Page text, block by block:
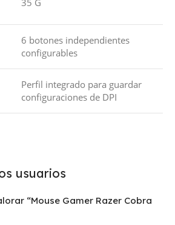
35 G
6 botones independientes
configurables
Perfil integrado para guardar
configuraciones de DPI
usuarios
“Mouse Gamer Razer Cobra